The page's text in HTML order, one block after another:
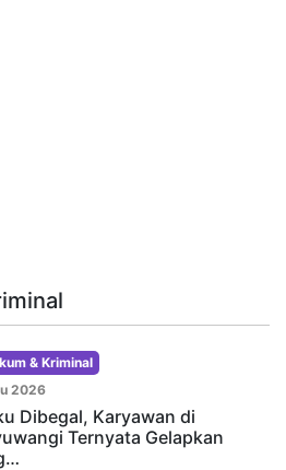
& Kriminal
2026
Dibegal, Karyawan di
Ternyata Gelapkan